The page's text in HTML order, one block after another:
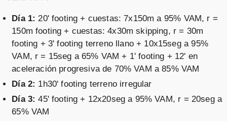
Día 1: 20' footing + cuestas: 7x150m a 95% VAM, r =
150m footing + cuestas: 4x30m skipping, r = 30m
footing + 3' footing terreno llano + 10x15seg a 95%
VAM, r = 15seg a 65% VAM + 1' footing + 12' en
aceleración progresiva de 70% VAM a 85% VAM
Día 2: 1h30' footing terreno irregular
Día 3: 45' footing + 12x20seg a 95% VAM, r = 20seg a
65% VAM